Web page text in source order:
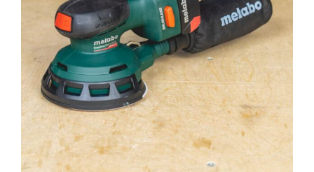
Presse &
Kontakt